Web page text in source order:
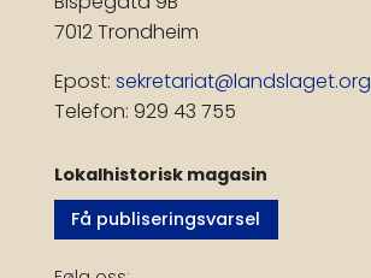
7012 Trondheim
Epost: sekretariat@landslaget.org
Telefon: 929 43 755
Lokalhistorisk magasin
Få publiseringsvarsel